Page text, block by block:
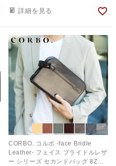
詳細を見る
CORBO. コルボ -face Bridle
Leather- フェイス ブライドルレザ
ー シリーズ セカンドバッグ 8ZD-